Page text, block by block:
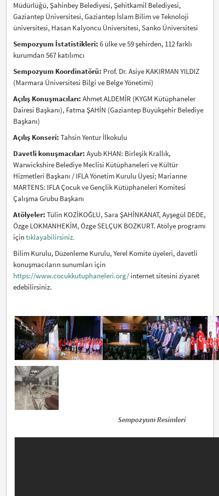
Müdürlüğü, Şahinbey Belediyesi, Şehitkamil Belediyesi,
Gaziantep Üniversitesi, Gaziantep İslam Bilim ve Teknoloji
üniversitesi, Hasan Kalyoncu Üniversitesi, Sanko Üniversitesi
Sempozyum İstatistikleri: 6 ülke ve 59 şehirden, 112 farklı
kurumdan 567 katılımcı
Sempozyum Koordinatörü: Prof. Dr. Asiye KAKIRMAN YILDIZ
(Marmara Üniversitesi Bilgi ve Belge Yönetimi)
Açılış Konuşmacıları: Ahmet ALDEMİR (KYGM Kütüphaneler
Dairesi Başkanı), Fatma ŞAHİN (Gaziantep Büyükşehir Belediye
Başkanı)
Açılış Konseri:Tahsin Yentur İlkokulu
Davetli konuşmacılar:Ayub KHAN: Birleşik Krallık,
Warwickshire Belediye Meclisi Kütüphaneleri ve Kültür
Hizmetleri Başkanı / IFLA Yönetim Kurulu Üyesi; Marianne
MARTENS: IFLA Çocuk ve Gençlik Kütüphaneleri Komitesi
Çalışma Grubu Başkanı
Atölyeler: Tülin KOZİKOĞLU, Sara ŞAHİNKANAT, Ayşegül DEDE,
Özge LOKMANHEKİM, Özge SELÇUK BOZKURT. Atölye programı
içintıklayabilirsiniz.
Bilim Kurulu, Düzenleme Kurulu, Yerel Komite üyeleri, davetli
konuşmacıların sunumları için
https://www.cocukkutuphaneleri.org/ internet sitesini ziyaret
edebilirsiniz.
Sempozyum Resimleri